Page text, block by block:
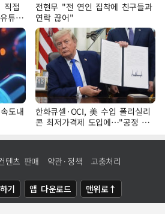
직접
튜버
전현무 "전 연인 집착에 친구들과
연락 끊어"
도내
한화큐셀·OCI, 美 수입 폴리실리
콘 최저가격제 도입에…"공정 경
쟁·수익성 개선 환영"
텐츠 판매 약관·정책 고충처리
기 앱 다운로드 맨위로↑